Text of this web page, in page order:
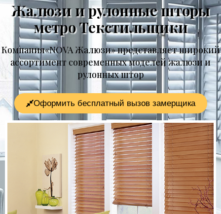
Жалюзи и рулонные шторы
метро Текстильщики
Компания«NOVA Жалюзи» представляет широкий
ассортимент современных моделей жалюзи и
рулонных штор
Оформить бесплатный вызов замерщика